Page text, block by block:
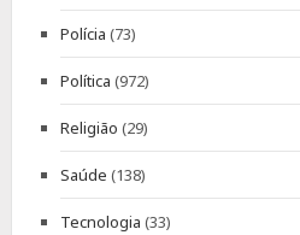
Polícia (73)
Política (972)
Religião (29)
Saúde (138)
Tecnologia (33)